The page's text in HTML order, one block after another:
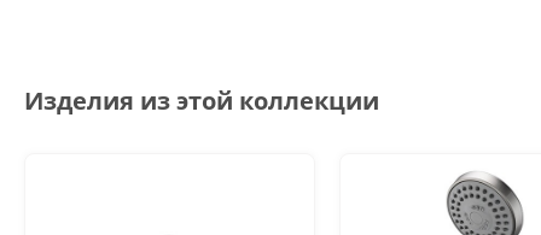
Изделия из этой коллекции